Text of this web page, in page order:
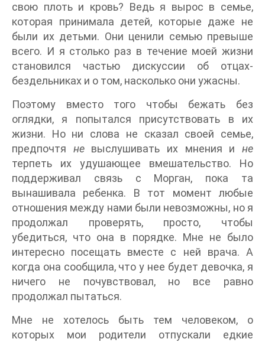
свою плоть и кровь? Ведь я вырос в семье,
которая принимала детей, которые даже не
были их детьми. Они ценили семью превыше
всего. И я столько раз в течение моей жизни
становился частью дискуссии об отцах-
бездельниках и о том, насколько они ужасны.
Поэтому вместо того чтобы бежать без
оглядки, я попытался присутствовать в их
жизни. Но ни слова не сказал своей семье,
предпочтя невыслушивать их мнения ине
терпеть их удушающее вмешательство. Но
поддерживал связь с Морган, пока та
вынашивала ребенка. В тот момент любые
отношения между нами были невозможны, но я
продолжал проверять, просто, чтобы
убедиться, что она в порядке. Мне не было
интересно посещать вместе с ней врача. А
когда она сообщила, что у нее будет девочка, я
ничего не почувствовал, но все равно
продолжал пытаться.
Мне не хотелось быть тем человеком, о
которых мои родители отпускали едкие